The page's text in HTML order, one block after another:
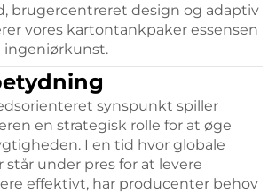
brugercentreret design og adaptiv
vores kartontankpaker essensen
synspunkt spiller
en strategisk rolle for at øge
I en tid hvor globale
under pres for at levere
effektivt, har producenter behov